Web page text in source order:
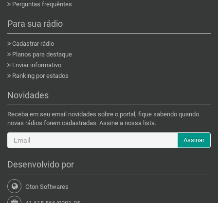
Perguntas frequêntes
Para sua rádio
Cadastrar rádio
Planos para destaque
Enviar informativo
Ranking por estados
Novidades
Receba em seu email novidades sobre o portal, fique sabendo quando
novas rádios forem cadastradas. Assine a nossa lista.
Assinar
Desenvolvido por
Oton Softwares